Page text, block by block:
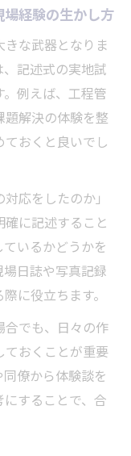
経験の生かし方
な武器となりま
記述式の実地試
例えば、工程管
解決の体験を整
おくと良いでし
応をしたのか」
確に記述すること
いるかどうかを
日誌や写真記録
に役立ちます。
でも、日々の作
おくことが重要
僚から体験談を
することで、合